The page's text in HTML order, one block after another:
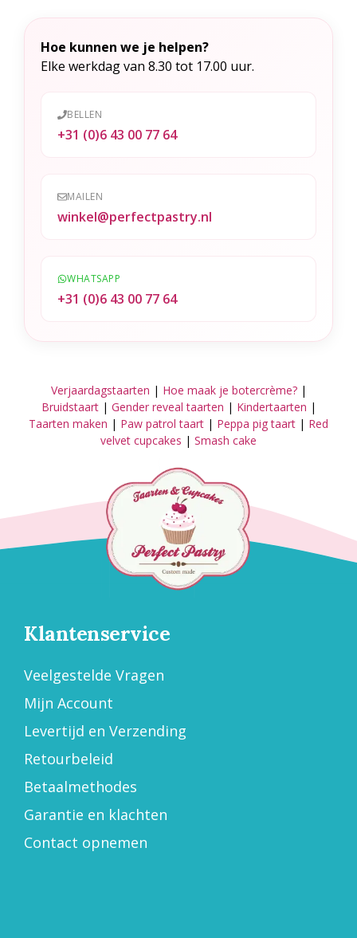
Hoe kunnen we je helpen?
Elke werkdag van 8.30 tot 17.00 uur.
BELLEN
+31 (0)6 43 00 77 64
MAILEN
winkel@perfectpastry.nl
WHATSAPP
+31 (0)6 43 00 77 64
Verjaardagstaarten | Hoe maak je botercrème?|
Bruidstaart| Gender reveal taarten | Kindertaarten |
Taarten maken | Paw patrol taart | Peppa pig taart | Red
velvet cupcakes | Smash cake
Klantenservice
Veelgestelde Vragen
Mijn Account
Levertijd en Verzending
Retourbeleid
Betaalmethodes
Garantie en klachten
Contact opnemen